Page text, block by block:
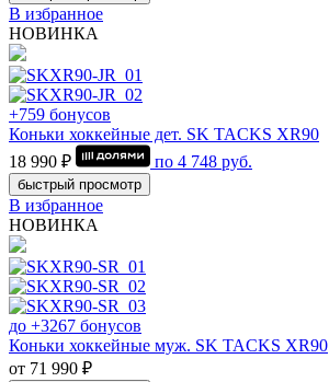
В избранное
НОВИНКА
+759 бонусов
Коньки хоккейные дет. SK TACKS XR90
18 990 ₽
по 4 748 руб.
быстрый просмотр
В избранное
НОВИНКА
до +3267 бонусов
Коньки хоккейные муж. SK TACKS XR90
от 71 990 ₽